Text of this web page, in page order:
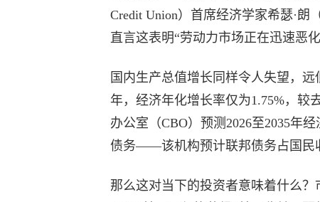
Credit Union）首席经济学家希瑟·朗
直言这表明“劳动力市场正在迅速恶化
国内生产总值增长同样令人失望，
年，经济年化增长率仅为1.75%，较
办公室（CBO）预测2026至2035年
债务——该机构预计联邦债务占国民
那么这对当下的投资者意味着什么